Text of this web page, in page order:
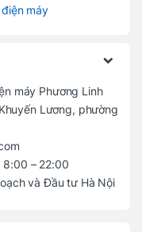
máy
máy Phương Linh
Lương, phường
8:00 – 22:00
và Đầu tư Hà Nội